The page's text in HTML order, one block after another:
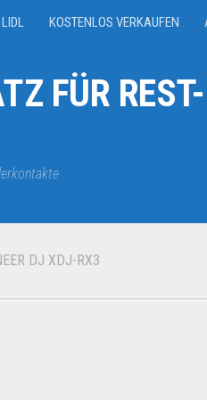
LIDL KOSTENLOS VERKAUFEN
FÜR
DJ XDJ-RX3